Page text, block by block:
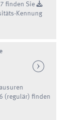
finden Sie
Kennung
(regulär) finden